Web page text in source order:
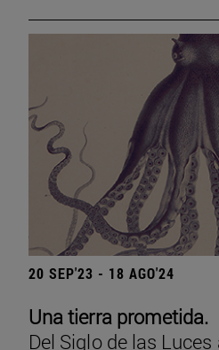
20 SEP'23 - 18 AGO'24
Una tierra prometida.
Del Siglo de las